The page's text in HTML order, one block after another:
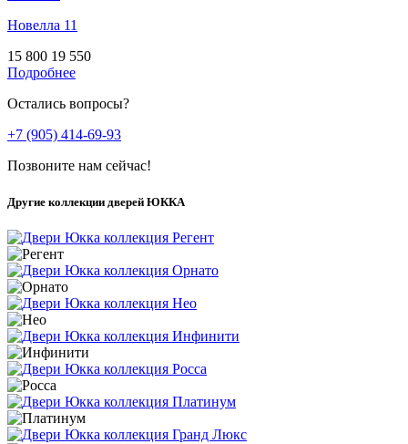
Новелла 11
15 800 19 550
Подробнее
Остались вопросы?
+7 (905) 414-69-93
Позвоните нам сейчас!
Другие коллекции дверей ЮККА